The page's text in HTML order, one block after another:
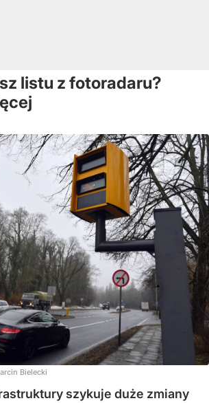
listu z fotoradaru?
Bielecki
szykuje duże zmiany